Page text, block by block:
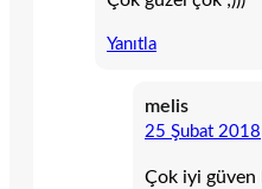
Yanıtla
melis
25 Şubat 2018
Çok iyi güven